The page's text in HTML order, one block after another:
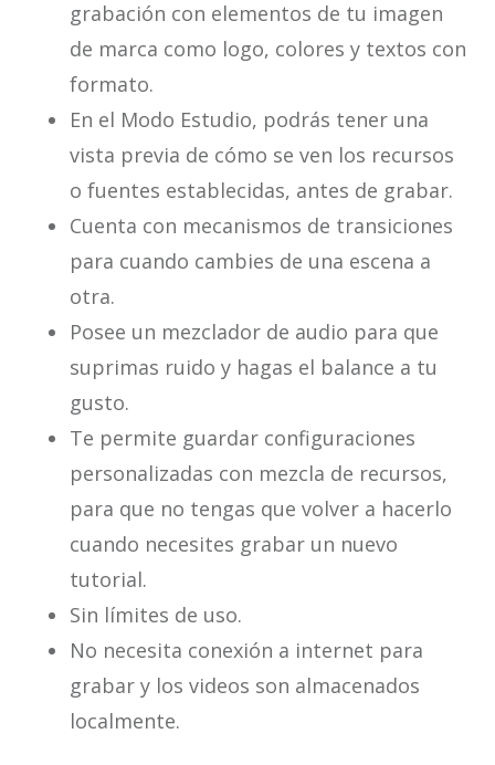
grabación con elementos de tu imagen
de marca como logo, colores y textos con
formato.
En el Modo Estudio, podrás tener una
vista previa de cómo se ven los recursos
o fuentes establecidas, antes de grabar.
Cuenta con mecanismos de transiciones
para cuando cambies de una escena a
otra.
Posee un mezclador de audio para que
suprimas ruido y hagas el balance a tu
gusto.
Te permite guardar configuraciones
personalizadas con mezcla de recursos,
para que no tengas que volver a hacerlo
cuando necesites grabar un nuevo
tutorial.
Sin límites de uso.
No necesita conexión a internet para
grabar y los videos son almacenados
localmente.